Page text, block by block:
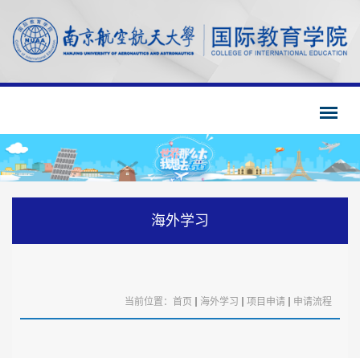
海外学习
当前位置： 首页 海外学习 项目申请 申请流程